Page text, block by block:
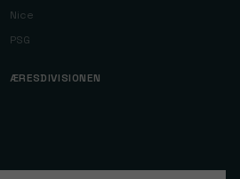
Nice
PSG
ÆRESDIVISIONEN